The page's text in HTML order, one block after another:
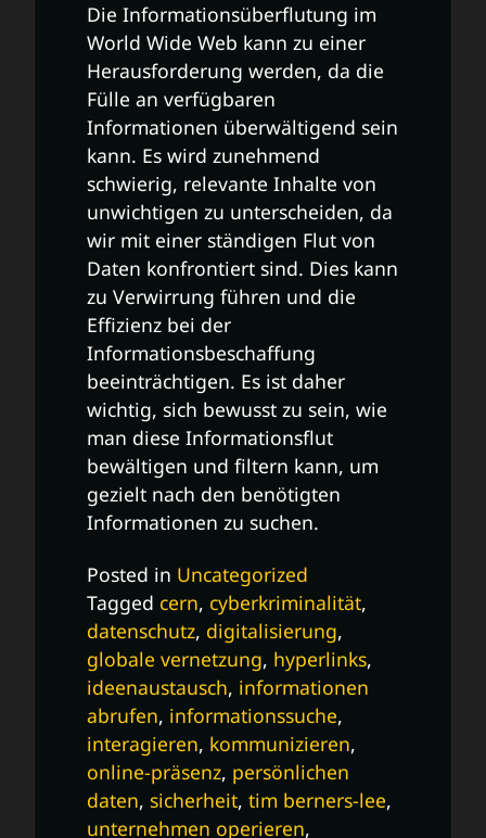
Die Informationsüberflutung im
World Wide Web kann zu einer
Herausforderung werden, da die
Fülle an verfügbaren
Informationen überwältigend sein
kann. Es wird zunehmend
schwierig, relevante Inhalte von
unwichtigen zu unterscheiden, da
wir mit einer ständigen Flut von
Daten konfrontiert sind. Dies kann
zu Verwirrung führen und die
Effizienz bei der
Informationsbeschaffung
beeinträchtigen. Es ist daher
wichtig, sich bewusst zu sein, wie
man diese Informationsflut
bewältigen und filtern kann, um
gezielt nach den benötigten
Informationen zu suchen.
Posted in Uncategorized
Tagged cern, cyberkriminalität,
datenschutz, digitalisierung,
globale vernetzung, hyperlinks,
ideenaustausch, informationen
abrufen, informationssuche,
interagieren, kommunizieren,
online-präsenz, persönlichen
daten, sicherheit, tim berners-lee,
unternehmen operieren,